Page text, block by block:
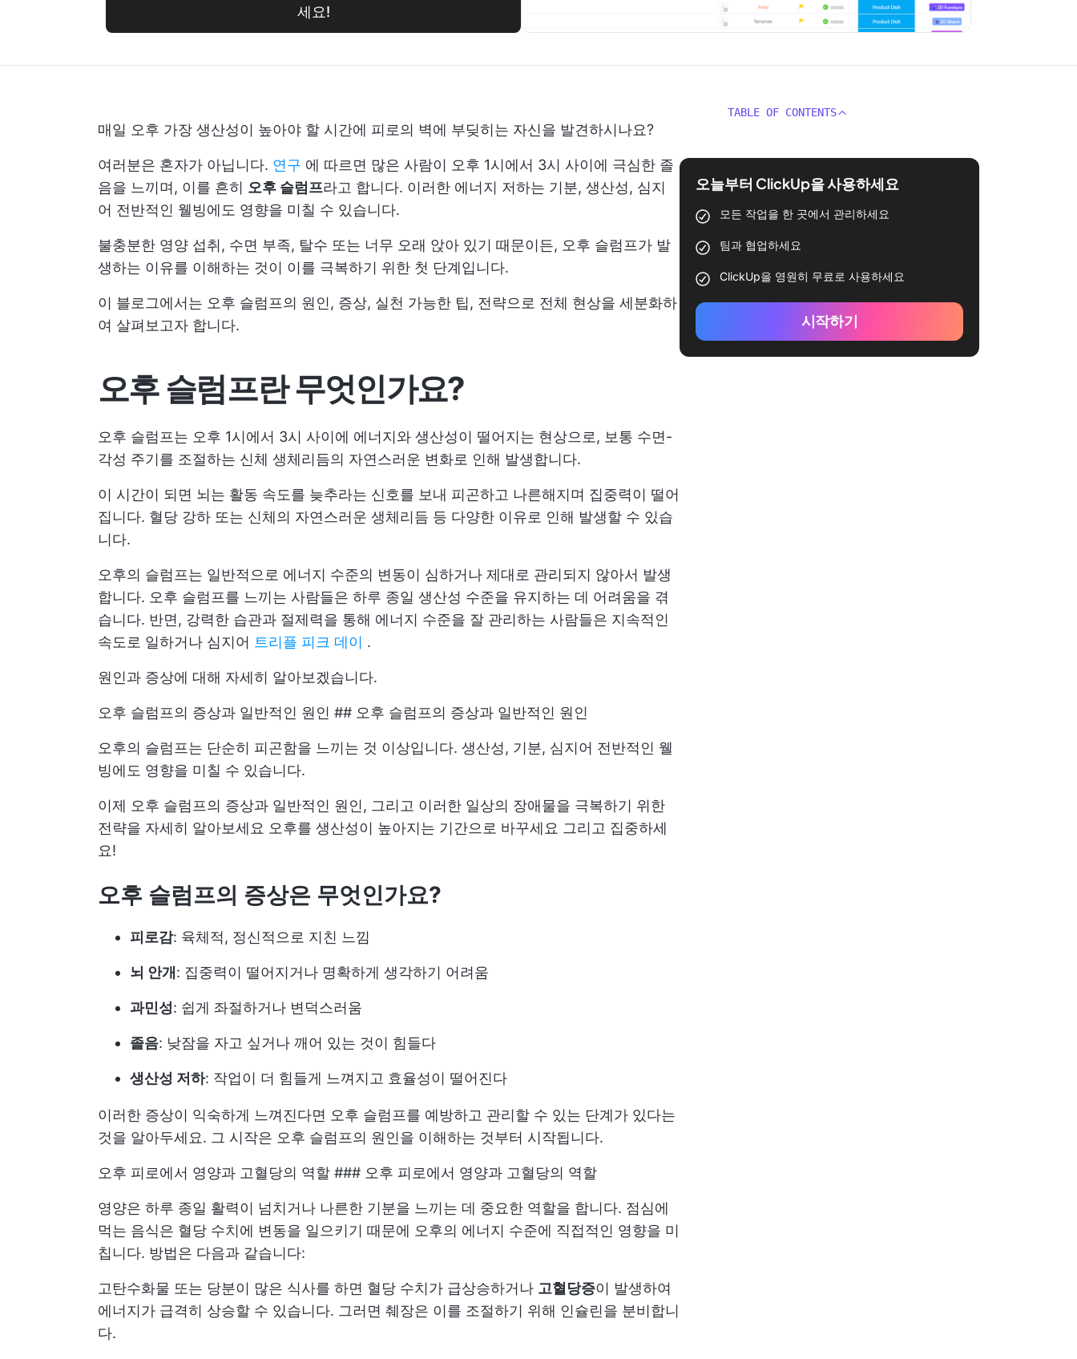
세요!
매일 오후 가장 생산성이 높아야 할 시간에 피로의 벽에 부딪히는 자신을 발견하시나요?
여러분은 혼자가 아닙니다. 연구 에 따르면 많은 사람이 오후 1시에서 3시 사이에 극심한 졸
음을 느끼며, 이를 흔히 오후 슬럼프라고 합니다. 이러한 에너지 저하는 기분, 생산성, 심지
어 전반적인 웰빙에도 영향을 미칠 수 있습니다.
불충분한 영양 섭취, 수면 부족, 탈수 또는 너무 오래 앉아 있기 때문이든, 오후 슬럼프가 발
생하는 이유를 이해하는 것이 이를 극복하기 위한 첫 단계입니다.
이 블로그에서는 오후 슬럼프의 원인, 증상, 실천 가능한 팁, 전략으로 전체 현상을 세분화하
여 살펴보고자 합니다.
오후 슬럼프란 무엇인가요?
오후 슬럼프는 오후 1시에서 3시 사이에 에너지와 생산성이 떨어지는 현상으로, 보통 수면-
각성 주기를 조절하는 신체 생체리듬의 자연스러운 변화로 인해 발생합니다.
이 시간이 되면 뇌는 활동 속도를 늦추라는 신호를 보내 피곤하고 나른해지며 집중력이 떨어
집니다. 혈당 강하 또는 신체의 자연스러운 생체리듬 등 다양한 이유로 인해 발생할 수 있습
니다.
오후의 슬럼프는 일반적으로 에너지 수준의 변동이 심하거나 제대로 관리되지 않아서 발생
합니다. 오후 슬럼프를 느끼는 사람들은 하루 종일 생산성 수준을 유지하는 데 어려움을 겪
습니다. 반면, 강력한 습관과 절제력을 통해 에너지 수준을 잘 관리하는 사람들은 지속적인
속도로 일하거나 심지어 트리플 피크 데이 .
원인과 증상에 대해 자세히 알아보겠습니다.
오후 슬럼프의 증상과 일반적인 원인 ## 오후 슬럼프의 증상과 일반적인 원인
오후의 슬럼프는 단순히 피곤함을 느끼는 것 이상입니다. 생산성, 기분, 심지어 전반적인 웰
빙에도 영향을 미칠 수 있습니다.
이제 오후 슬럼프의 증상과 일반적인 원인, 그리고 이러한 일상의 장애물을 극복하기 위한
전략을 자세히 알아보세요 오후를 생산성이 높아지는 기간으로 바꾸세요 그리고 집중하세
요!
오후 슬럼프의 증상은 무엇인가요?
피로감: 육체적, 정신적으로 지친 느낌
뇌 안개 : 집중력이 떨어지거나 명확하게 생각하기 어려움
과민성: 쉽게 좌절하거나 변덕스러움
졸음: 낮잠을 자고 싶거나 깨어 있는 것이 힘들다
생산성 저하: 작업이 더 힘들게 느껴지고 효율성이 떨어진다
이러한 증상이 익숙하게 느껴진다면 오후 슬럼프를 예방하고 관리할 수 있는 단계가 있다는
것을 알아두세요. 그 시작은 오후 슬럼프의 원인을 이해하는 것부터 시작됩니다.
오후 피로에서 영양과 고혈당의 역할 ### 오후 피로에서 영양과 고혈당의 역할
영양은 하루 종일 활력이 넘치거나 나른한 기분을 느끼는 데 중요한 역할을 합니다. 점심에
먹는 음식은 혈당 수치에 변동을 일으키기 때문에 오후의 에너지 수준에 직접적인 영향을 미
칩니다. 방법은 다음과 같습니다:
고탄수화물 또는 당분이 많은 식사를 하면 혈당 수치가 급상승하거나 고혈당증이 발생하여
에너지가 급격히 상승할 수 있습니다. 그러면 췌장은 이를 조절하기 위해 인슐린을 분비합니
다.
TABLE OF CONTENTS
오늘부터 ClickUp을 사용하세요
모든 작업을 한 곳에서 관리하세요
팀과 협업하세요
ClickUp을 영원히 무료로 사용하세요
시작하기